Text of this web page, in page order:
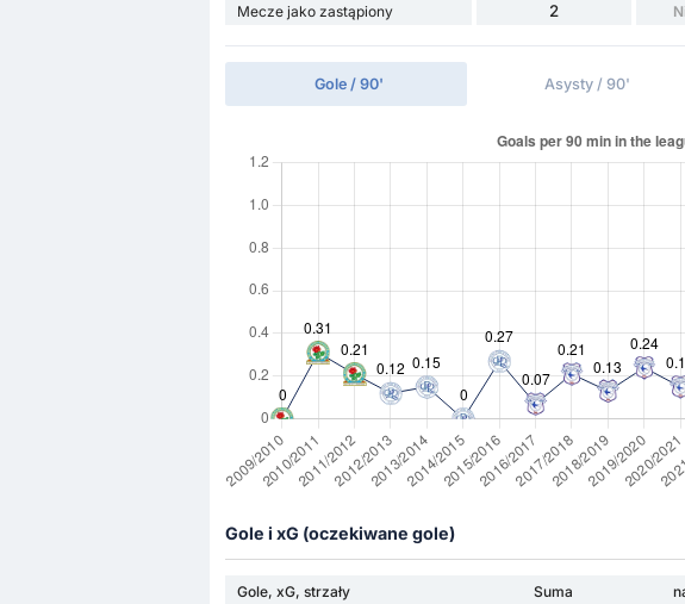
Mecze jako zastąpiony 2
Gole / 90' Asysty / 90'
Gole i xG (oczekiwane gole)
Gole, xG, strzały Suma